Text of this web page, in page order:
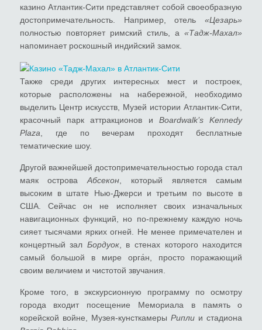
казино Атлантик-Сити представляет собой своеобразную
достопримечательность. Например, отель«Цезарь»
полностью повторяет римский стиль, а«Тадж-Махал»
напоминает роскошный индийский замок.
Также среди других интересных мест и построек,
которые расположены на набережной, необходимо
выделить Центр искусств, Музей истории Атлантик-Сити,
красочный парк аттракционов иBoardwalk’s Kennedy
Plaza , где по вечерам проходят бесплатные
тематические шоу.
Другой важнейшей достопримечательностью города стал
маяк островаАбсекон , который является самым
высоким в штате Нью-Джерси и третьим по высоте в
США. Сейчас он не исполняет своих изначальных
навигационных функций, но по-прежнему каждую ночь
сияет тысячами ярких огней. Не менее примечателен и
концертный зал Бордуок, в стенах которого находится
самый большой в мире орга́н, просто поражающий
своим величием и чистотой звучания.
Кроме того, в экскурсионную программу по осмотру
города входит посещение Мемориала в память о
корейской войне, Музея-кунсткамерыРипли и стадиона